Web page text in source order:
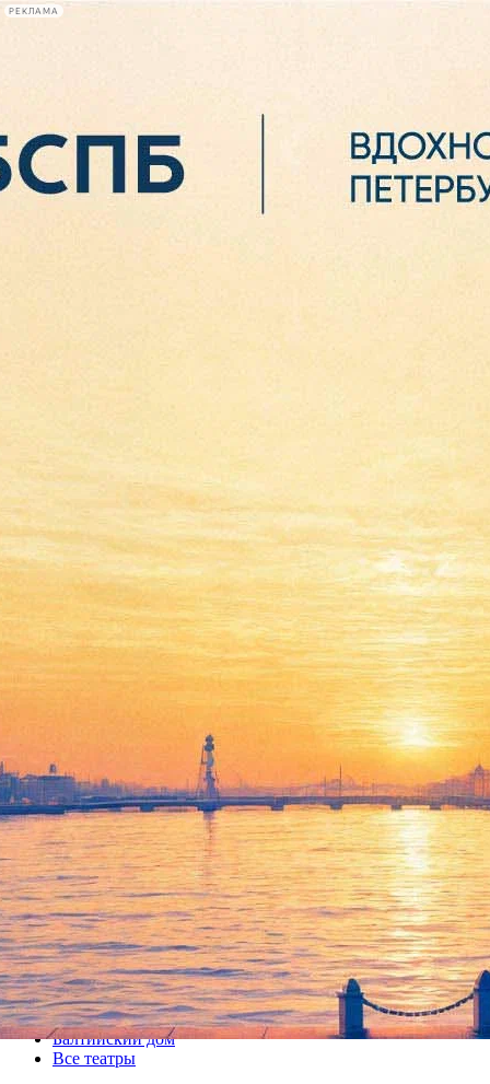
РЕКЛАМА
Сегодня:
2026.08.07
Москва-Петушки
09 августа 2012, четверг,19.00
Версия для печати
Все спектакли
Балтийский дом
Все театры